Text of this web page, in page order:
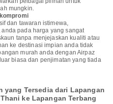
mungkin.
dan tawaran istimewa,
pada harga yang sangat
tanpa menjejaskan kualiti atau
ke destinasi impian anda tidak
murah anda dengan Airpaz
biasa dan penjimatan yang tiada
yang Tersedia dari Lapangan
ke Lapangan Terbang